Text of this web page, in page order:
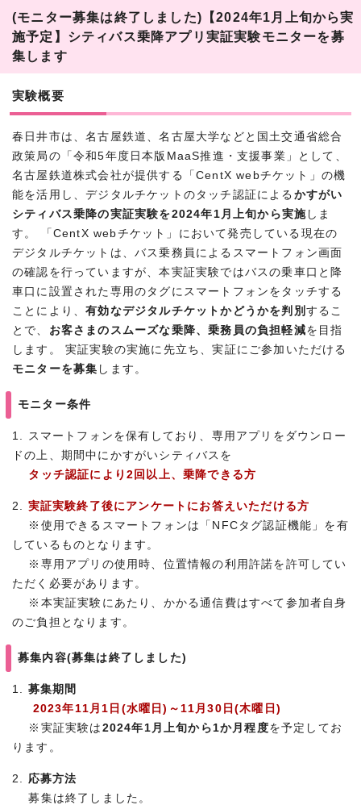
(モニター募集は終了しました)【2024年1月上旬から実
施予定】シティバス乗降アプリ実証実験モニターを募
集します
実験概要
春日井市は、名古屋鉄道、名古屋大学などと国土交通省総合
政策局の「令和5年度日本版MaaS推進・支援事業」として、
名古屋鉄道株式会社が提供する「CentX webチケット」の機
能を活用し、デジタルチケットのタッチ認証による かすがい
シティバス乗降の実証実験を2024年1月上旬から実施 しま
す。 「CentX webチケット」において発売している現在の
デジタルチケットは、バス乗務員によるスマートフォン画面
の確認を行っていますが、本実証実験ではバスの乗車口と降
車口に設置された専用のタグにスマートフォンをタッチする
ことにより、有効なデジタルチケットかどうかを判別 するこ
とで、 お客さまのスムーズな乗降、乗務員の負担軽減を目指
します。 実証実験の実施に先立ち、実証にご参加いただける
モニターを募集 します。
モニター条件
1. スマートフォンを保有しており、専用アプリをダウンロー
ドの上、期間中にかすがいシティバスを
タッチ認証により2回以上、乗降できる方
2. 実証実験終了後にアンケートにお答えいただける方
※使用できるスマートフォンは「NFCタグ認証機能」を有
しているものとなります。
※専用アプリの使用時、位置情報の利用許諾を許可してい
ただく必要があります。
※本実証実験にあたり、かかる通信費はすべて参加者自身
のご負担となります。
募集内容(募集は終了しました)
1.
募集期間
2023年11月1日(水曜日)～11月30日(木曜日)
※実証実験は 2024年1月上旬から1か月程度を予定してお
ります。
2. 応募方法
募集は終了しました。